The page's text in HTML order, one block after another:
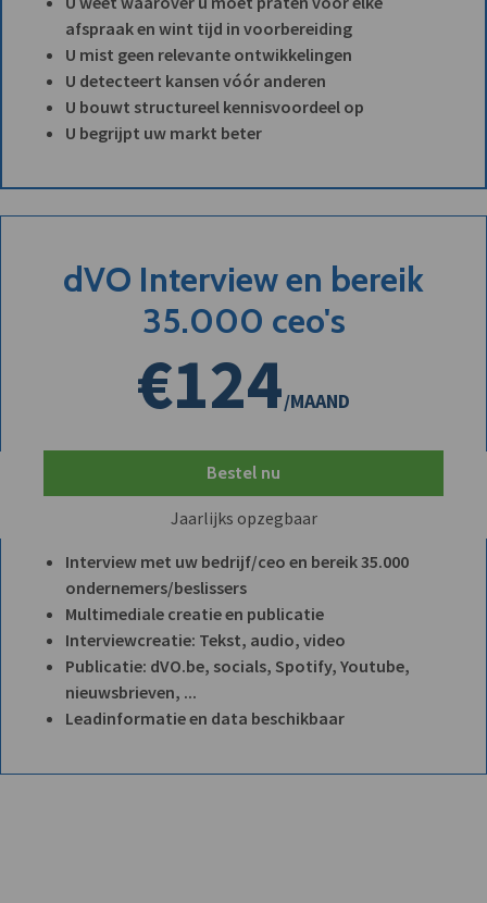
afspraak en wint tijd in voorbereiding
U mist geen relevante ontwikkelingen
U detecteert kansen vóór anderen
U bouwt structureel kennisvoordeel op
U begrijpt uw markt beter
dVO Interview en bereik
35.000 ceo's
€124/MAAND
Bestel nu
Jaarlijks opzegbaar
Interview met uw bedrijf/ceo en bereik 35.000
ondernemers/beslissers
Multimediale creatie en publicatie
Interviewcreatie: Tekst, audio, video
Publicatie: dVO.be, socials, Spotify, Youtube,
nieuwsbrieven, ...
Leadinformatie en data beschikbaar